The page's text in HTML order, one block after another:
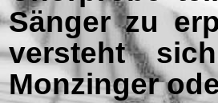
Sänger zu
versteht
Monzinger